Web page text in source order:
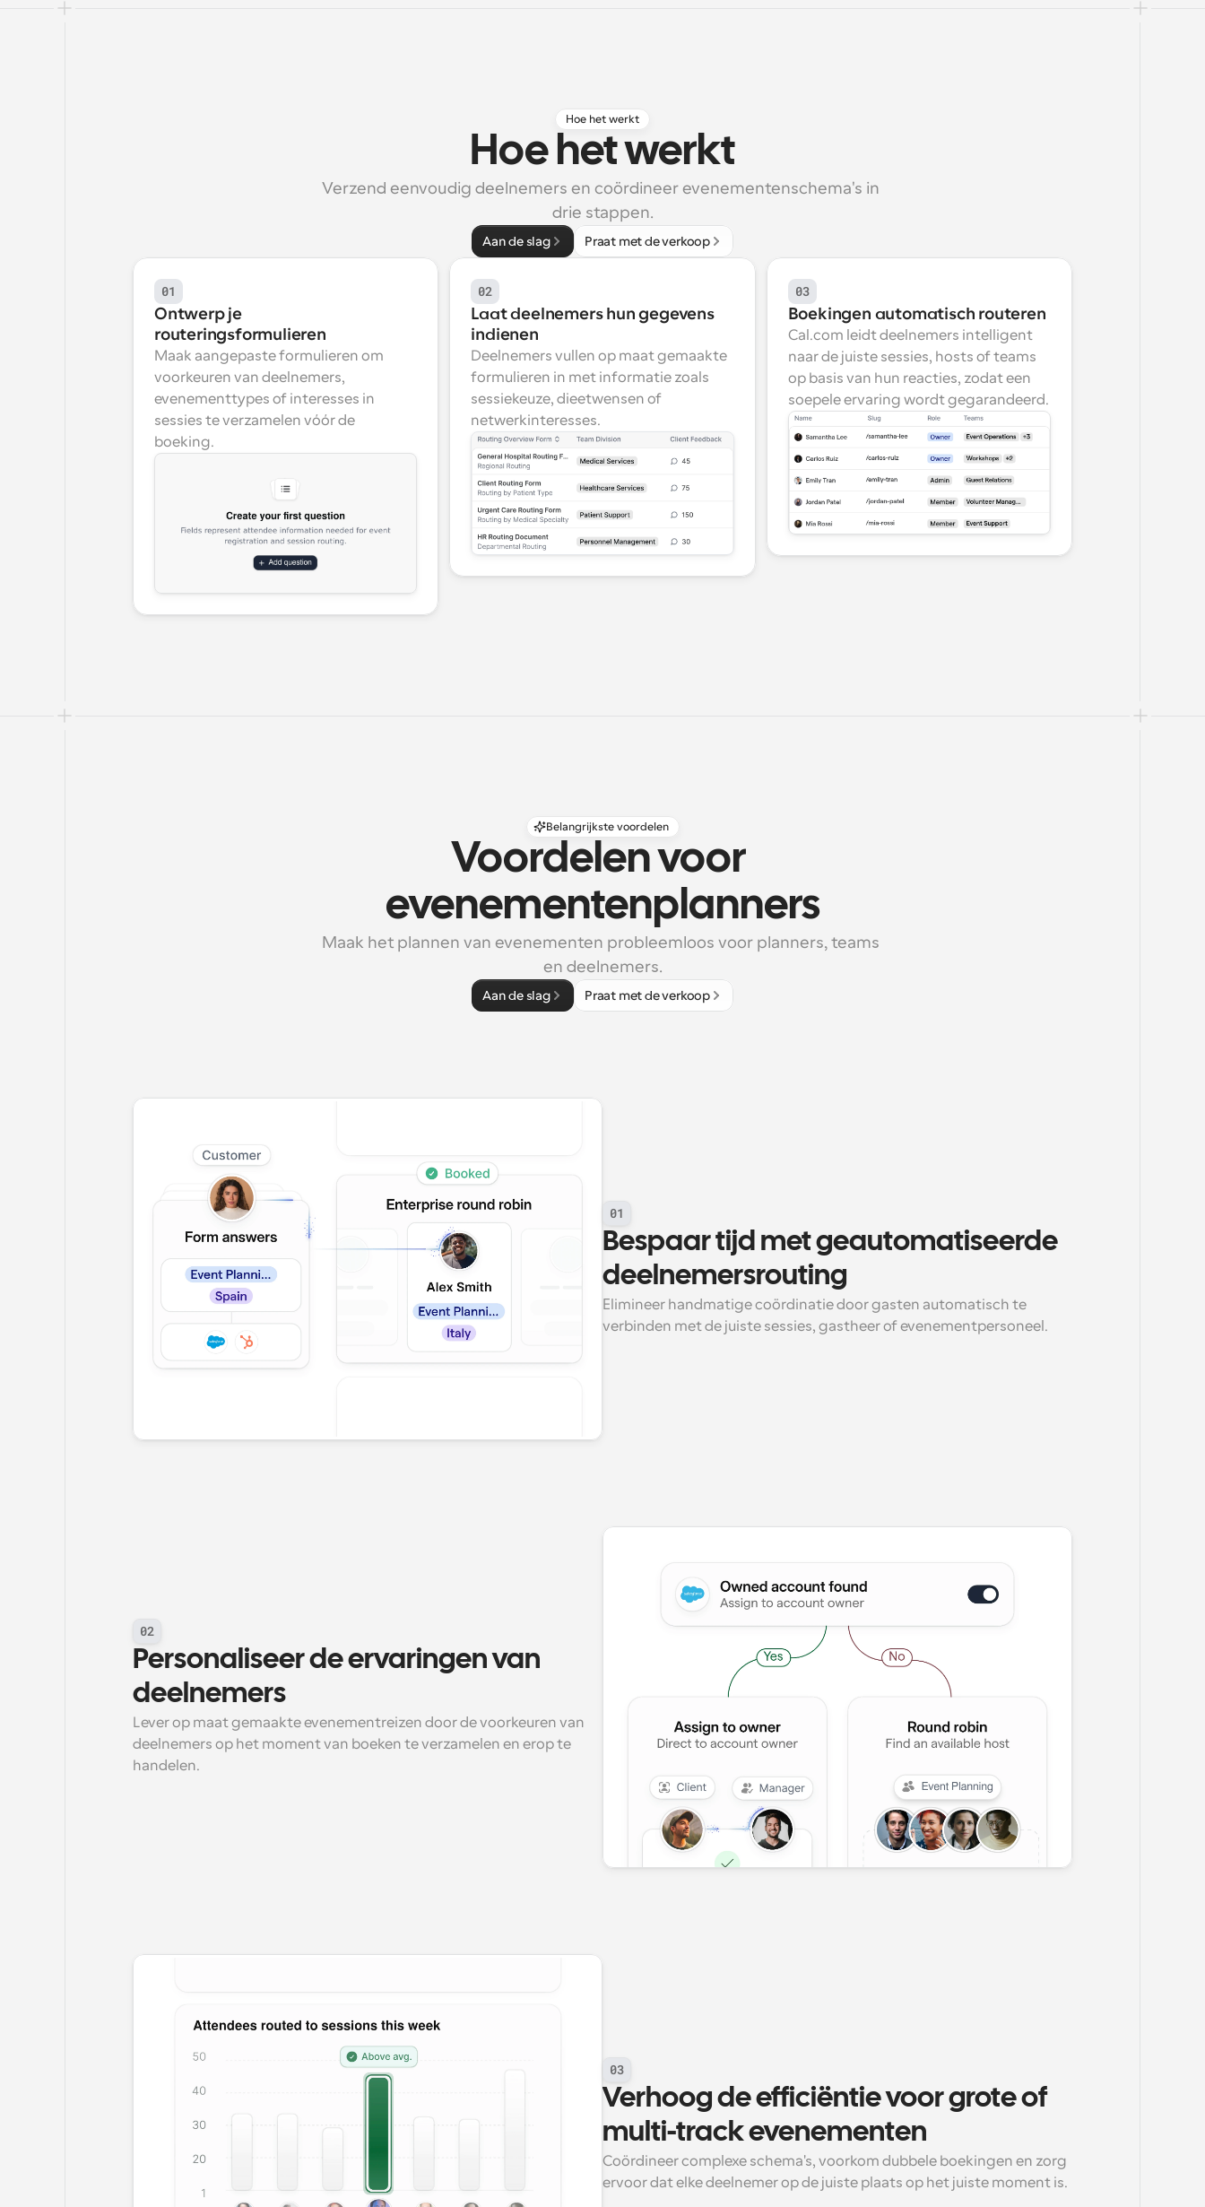
Hoe het werkt
Hoe het werkt
Verzend eenvoudig deelnemers en coördineer evenementenschema's in
drie stappen.
Aan de slag Praat met de verkoop
01
Ontwerp je
routeringsformulieren
Maak aangepaste formulieren om
voorkeuren van deelnemers,
evenementtypes of interesses in
sessies te verzamelen vóór de
boeking.
02
Laat deelnemers hun gegevens
indienen
Deelnemers vullen op maat gemaakte
formulieren in met informatie zoals
sessiekeuze, dieetwensen of
netwerkinteresses.
03
Boekingen automatisch routeren
Cal.com leidt deelnemers intelligent
naar de juiste sessies, hosts of teams
op basis van hun reacties, zodat een
soepele ervaring wordt gegarandeerd.
Belangrijkste voordelen
Voordelen voor
evenementenplanners
Maak het plannen van evenementen probleemloos voor planners, teams
en deelnemers.
Aan de slag Praat met de verkoop
01
Bespaar tijd met geautomatiseerde
deelnemersrouting
Elimineer handmatige coördinatie door gasten automatisch te
verbinden met de juiste sessies, gastheer of evenementpersoneel.
02
Personaliseer de ervaringen van
deelnemers
Lever op maat gemaakte evenementreizen door de voorkeuren van
deelnemers op het moment van boeken te verzamelen en erop te
handelen.
03
Verhoog de efficiëntie voor grote of
multi-track evenementen
Coördineer complexe schema's, voorkom dubbele boekingen en zorg
ervoor dat elke deelnemer op de juiste plaats op het juiste moment is.